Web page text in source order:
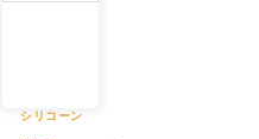
シリコーン